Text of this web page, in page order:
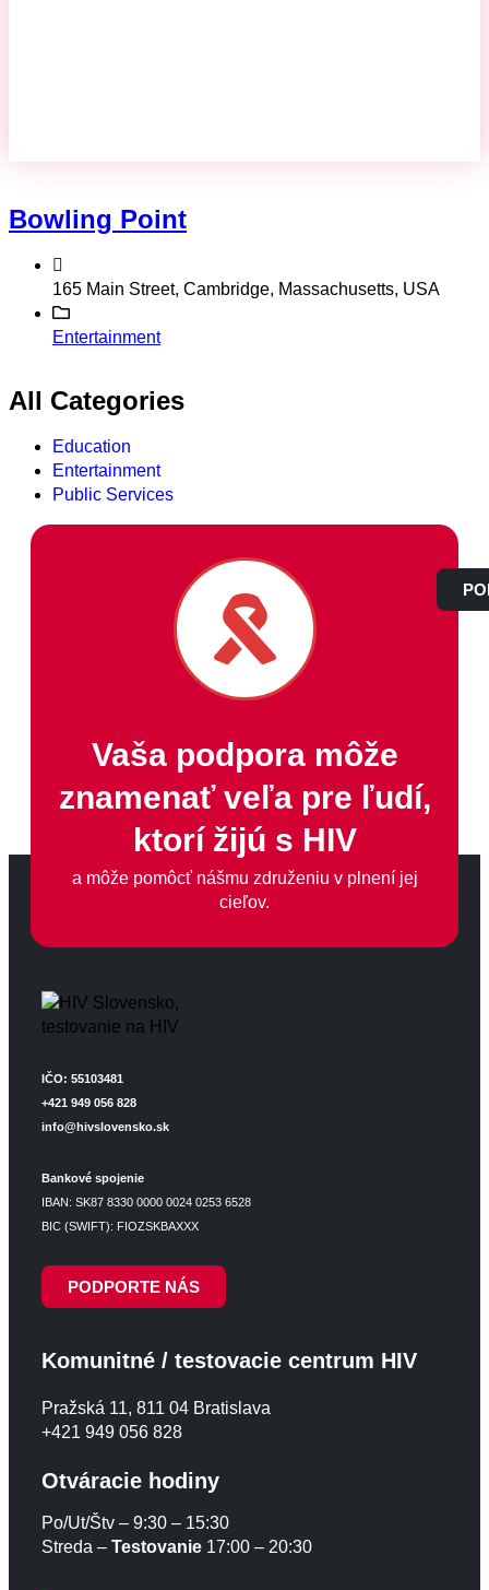
Bowling Point
165 Main Street, Cambridge, Massachusetts, USA
Entertainment
All Categories
Education
Entertainment
Public Services
Vaša podpora môže
znamenať veľa pre ľudí,
ktorí žijú s HIV
a môže pomôcť nášmu združeniu v plnení jej
cieľov.
IČO: 55103481
+421 949 056 828
info@hivslovensko.sk
Bankové spojenie
IBAN: SK87 8330 0000 0024 0253 6528
BIC (SWIFT): FIOZSKBAXXX
PODPORTE NÁS
Komunitné / testovacie centrum HIV
Pražská 11, 811 04 Bratislava
+421 949 056 828
Otváracie hodiny
Po/Ut/Štv – 9:30 – 15:30
Streda – Testovanie 17:00 – 20:30